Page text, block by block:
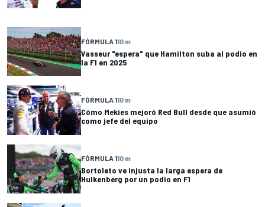
FÓRMULA 110 m
Vasseur "espera" que Hamilton suba al podio en
la F1 en 2025
FÓRMULA 110 m
Cómo Mekies mejoró Red Bull desde que asumió
como jefe del equipo
FÓRMULA 110 m
Bortoleto ve injusta la larga espera de
Hulkenberg por un podio en F1